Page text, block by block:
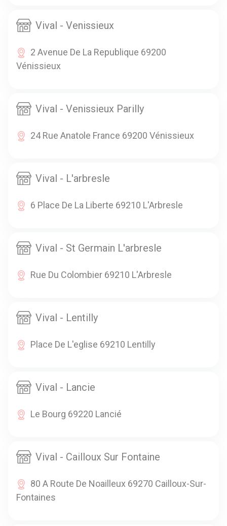
Vival - Venissieux
2 Avenue De La Republique 69200
Vénissieux
Vival - Venissieux Parilly
24 Rue Anatole France 69200 Vénissieux
Vival - L'arbresle
6 Place De La Liberte 69210 L'Arbresle
Vival - St Germain L'arbresle
Rue Du Colombier 69210 L'Arbresle
Vival - Lentilly
Place De L'eglise 69210 Lentilly
Vival - Lancie
Le Bourg 69220 Lancié
Vival - Cailloux Sur Fontaine
80 A Route De Noailleux 69270 Cailloux-Sur-
Fontaines